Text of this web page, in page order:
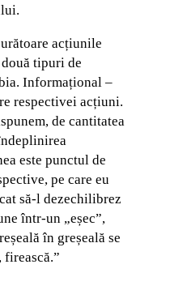
acțiunile
tipuri de
Informațional –
respectivei acțiuni.
de cantitatea
este punctul de
pe care eu
să-l dezechilibrez
într-un „eșec”,
în greșeală se
firească.”